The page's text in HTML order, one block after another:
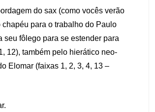
do sax (como vocês verão
para o trabalho do Paulo
seu fôlego para se estender para
12), também pelo hierático neo-
Elomar (faixas 1, 2, 3, 4, 13 –